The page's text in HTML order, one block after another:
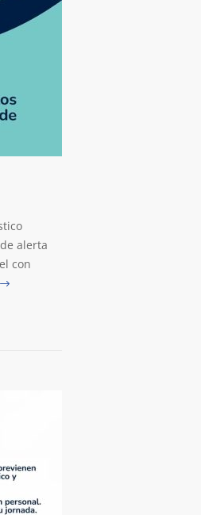
alerta
con